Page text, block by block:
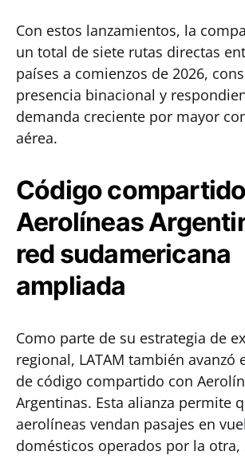
Con estos lanzamientos, la
un total de siete rutas directas
países a comienzos de 2026,
presencia binacional y
demanda creciente por mayor
aérea.
Código
Aerolíneas
red sudamericana
ampliada
Como parte de su estrategia de
regional, LATAM también avanzó
de código compartido con
Argentinas. Esta alianza permite
aerolíneas vendan pasajes en
domésticos operados por la